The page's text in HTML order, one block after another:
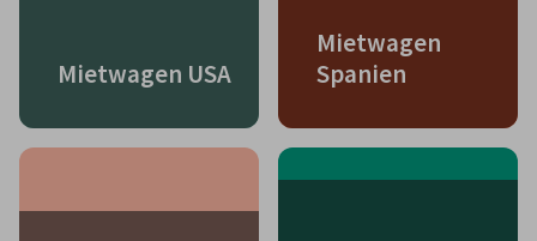
Mietwagen USA
Mietwagen
Spanien